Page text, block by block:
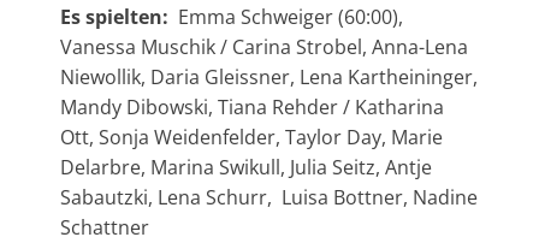
Es spielten: Emma Schweiger (60:00),
Vanessa Muschik / Carina Strobel, Anna-Lena
Niewollik, Daria Gleissner, Lena Kartheininger,
Mandy Dibowski, Tiana Rehder / Katharina
Ott, Sonja Weidenfelder, Taylor Day, Marie
Delarbre, Marina Swikull, Julia Seitz, Antje
Sabautzki, Lena Schurr, Luisa Bottner, Nadine
Schattner